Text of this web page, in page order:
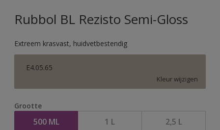
Rubbol BL Rezisto Semi-Gloss
Extreem krasvast, huidvetbestendig
E4.05.65
Kleur wijzigen
Grootte
500 ML 1 L 2,5 L